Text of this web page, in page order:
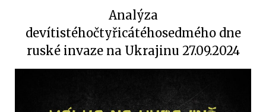
Analýza
devítistéhočtyřicátéhosedmého dne
ruské invaze na Ukrajinu 27.09.2024